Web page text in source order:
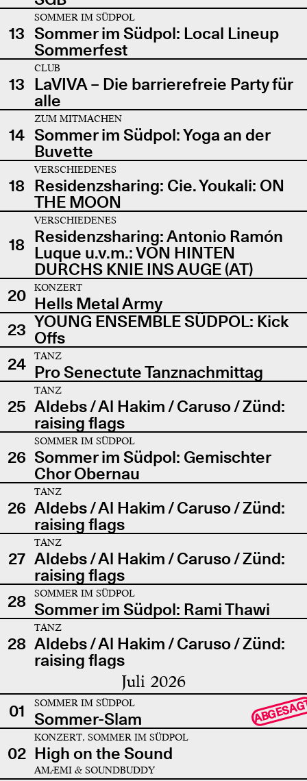
13
SOMMER IM SÜDPOL
Sommer im Südpol: Local Lineup
Sommerfest
13
CLUB
LaVIVA – Die barrierefreie Party für
alle
14
ZUM MITMACHEN
Sommer im Südpol: Yoga an der
Buvette
18
VERSCHIEDENES
Residenzsharing: Cie. Youkali: ON
THE MOON
18
VERSCHIEDENES
Residenzsharing: Antonio Ramón
Luque u.v.m.: VON HINTEN
DURCHS KNIE INS AUGE (AT)
20
KONZERT
Hells Metal Army
23 YOUNG ENSEMBLE SÜDPOL: Kick
Offs
24
TANZ
Pro Senectute Tanznachmittag
25
TANZ
Aldebs / Al Hakim / Caruso / Zünd:
raising flags
26
SOMMER IM SÜDPOL
Sommer im Südpol: Gemischter
Chor Obernau
26
TANZ
Aldebs / Al Hakim / Caruso / Zünd:
raising flags
27
TANZ
Aldebs / Al Hakim / Caruso / Zünd:
raising flags
28
SOMMER IM SÜDPOL
Sommer im Südpol: Rami Thawi
28
TANZ
Aldebs / Al Hakim / Caruso / Zünd:
raising flags
Juli 2026
01 SOMMER IM SÜDPOL
Sommer-Slam
02
KONZERT, SOMMER IM SÜDPOL
High on the Sound
AMÆMI & SOUNDBUDDY